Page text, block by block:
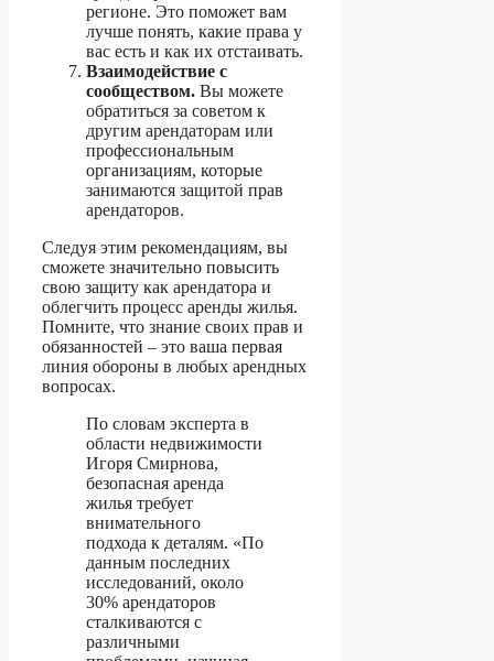
регионе. Это поможет вам
лучше понять, какие права у
вас есть и как их отстаивать.
Взаимодействие с
сообществом. Вы можете
обратиться за советом к
другим арендаторам или
профессиональным
организациям, которые
занимаются защитой прав
арендаторов.
Следуя этим рекомендациям, вы
сможете значительно повысить
свою защиту как арендатора и
облегчить процесс аренды жилья.
Помните, что знание своих прав и
обязанностей – это ваша первая
линия обороны в любых арендных
вопросах.
По словам эксперта в
области недвижимости
Игоря Смирнова,
безопасная аренда
жилья требует
внимательного
подхода к деталям. «По
данным последних
исследований, около
30% арендаторов
сталкиваются с
различными